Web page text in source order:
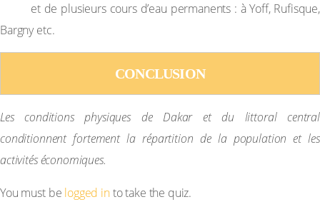
et de plusieurs cours d’eau permanents : à Yoff, Rufisque,
Bargny etc.
CONCLUSION
Les conditions physiques de Dakar et du littoral central
conditionnent fortement la répartition de la population et les
activités économiques.
You must be logged into take the quiz.